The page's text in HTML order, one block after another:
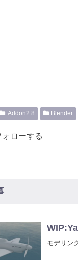
Addon2.8 Blender
ローする
モデリン